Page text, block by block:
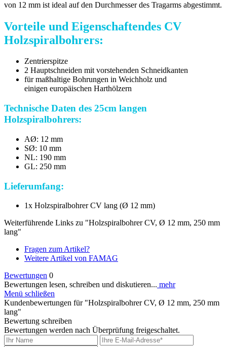
von 12 mm ist ideal auf den Durchmesser des Tragarms abgestimmt.
Vorteile und Eigenschaftendes CV
Holzspiralbohrers:
Zentrierspitze
2 Hauptschneiden mit vorstehenden Schneidkanten
für maßhaltige Bohrungen in Weichholz und
einigen europäischen Harthölzern
Technische Daten des 25cm langen
Holzspiralbohrers:
AØ: 12 mm
SØ: 10 mm
NL: 190 mm
GL: 250 mm
Lieferumfang:
1x Holzspiralbohrer CV lang (Ø 12 mm)
Weiterführende Links zu "Holzspiralbohrer CV, Ø 12 mm, 250 mm
lang"
Fragen zum Artikel?
Weitere Artikel von FAMAG
Bewertungen 0
Bewertungen lesen, schreiben und diskutieren... mehr
Menü schließen
Kundenbewertungen für "Holzspiralbohrer CV, Ø 12 mm, 250 mm
lang"
Bewertung schreiben
Bewertungen werden nach Überprüfung freigeschaltet.